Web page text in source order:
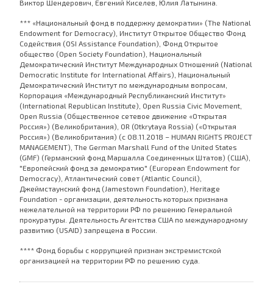
Виктор Шендерович, Евгений Киселев, Юлия Латынина.
*** «Национальный фонд в поддержку демократии» (The National
Endowment for Democracy), Институт Открытое Общество Фонд
Содействия (OSI Assistance Foundation), Фонд Открытое
общество (Open Society Foundation), Национальный
Демократический Институт Международных Отношений (National
Democratic Institute for International Affairs), Национальный
Демократический Институт по международным вопросам,
Корпорация «Международный Республиканский Институт»
(International Republican Institute), Open Russia Civic Movement,
Open Russia (Общественное сетевое движение «Открытая
Россия») (Великобритания), OR (Otkrytaya Rossia) («Открытая
Россия») (Великобритания) (с 08.11.2018 – HUMAN RIGHTS PROJECT
MANAGEMENT), The German Marshall Fund of the United States
(GMF) (Германский фонд Маршалла Соединенных Штатов) (США),
"Европейский фонд за демократию" (European Endowment for
Democracy), Атлантический совет (Atlantic Council),
Джеймстаунский фонд (Jamestown Foundation), Heritage
Foundation - организации, деятельность которых признана
нежелательной на территории РФ по решению Генеральной
прокуратуры. Деятельность Агентства США по международному
развитию (USAID) запрещена в России.
**** Фонд борьбы с коррупцией признан экстремистской
организацией на территории РФ по решению суда.